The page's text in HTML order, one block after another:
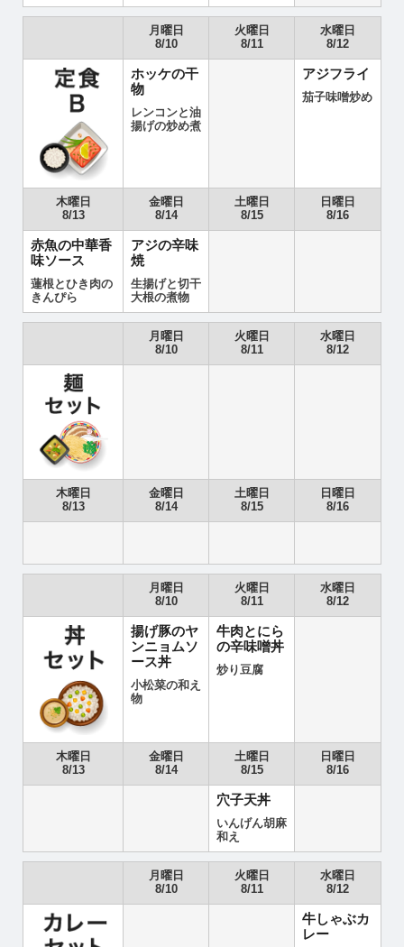
月曜日
8/10
火曜日
8/11
水曜日
8/12
ホッケの干
物
レンコンと油
揚げの炒め煮
アジフライ
茄子味噌炒め
木曜日
8/13
金曜日
8/14
土曜日
8/15
日曜日
8/16
赤魚の中華香
味ソース
蓮根とひき肉の
きんぴら
アジの辛味
焼
生揚げと切干
大根の煮物
月曜日
8/10
火曜日
8/11
水曜日
8/12
木曜日
8/13
金曜日
8/14
土曜日
8/15
日曜日
8/16
月曜日
8/10
火曜日
8/11
水曜日
8/12
揚げ豚のヤ
ンニョムソ
ース丼
小松菜の和え
物
牛肉とにら
の辛味噌丼
炒り豆腐
木曜日
8/13
金曜日
8/14
土曜日
8/15
日曜日
8/16
穴子天丼
いんげん胡麻
和え
月曜日
8/10
火曜日
8/11
水曜日
8/12
牛しゃぶカ
レー